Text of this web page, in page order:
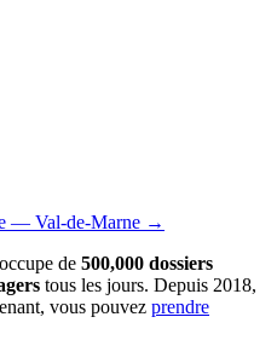
— Val-de-Marne →
de 500,000 dossiers
tous les jours. Depuis 2018,
vous pouvez prendre